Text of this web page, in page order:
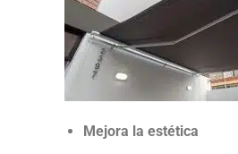
Mejora la estética